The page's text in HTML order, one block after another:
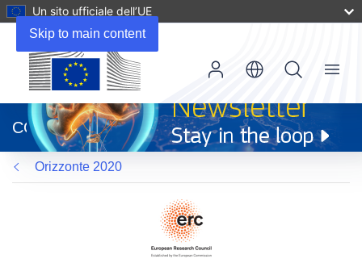
Skip to main content
Un sito ufficiale dell’UE
apre
in
una
nuova
finestra)
CORDIS
Menu
Orizzonte 2020